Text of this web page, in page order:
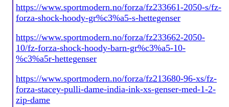
https://www.sportmodern.no/forza/fz233661-2050-s/fz-
forza-shock-hoody-gr%c3%a5-s-hettegenser
https://www.sportmodern.no/forza/fz233662-2050-
10/fz-forza-shock-hoody-barn-gr%c3%a5-10-
%c3%a5r-hettegenser
https://www.sportmodern.no/forza/fz213680-96-xs/fz-
forza-stacey-pulli-dame-india-ink-xs-genser-med-1-2-
zip-dame